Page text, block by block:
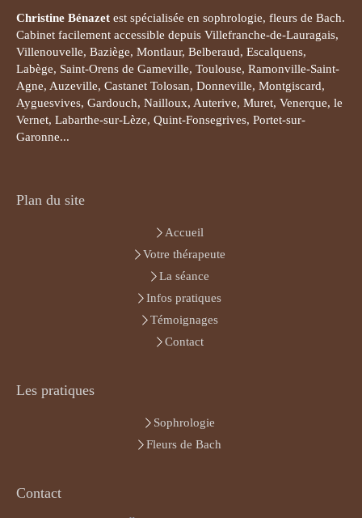
Christine Bénazet est spécialisée en sophrologie, fleurs de Bach.
Cabinet facilement accessible depuis Villefranche-de-Lauragais,
Villenouvelle, Baziège, Montlaur, Belberaud, Escalquens,
Labège, Saint-Orens de Gameville, Toulouse, Ramonville-Saint-
Agne, Auzeville, Castanet Tolosan, Donneville, Montgiscard,
Ayguesvives, Gardouch, Nailloux, Auterive, Muret, Venerque, le
Vernet, Labarthe-sur-Lèze, Quint-Fonsegrives, Portet-sur-
Garonne...
Plan du site
Accueil
Votre thérapeute
La séance
Infos pratiques
Témoignages
Contact
Les pratiques
Sophrologie
Fleurs de Bach
Contact